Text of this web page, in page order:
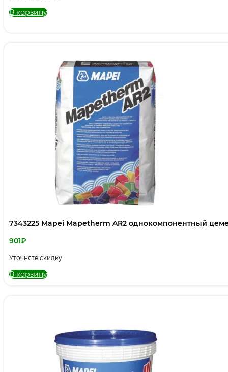
В корзину
7343225 Mapei Mapetherm AR2 однокомпонентный
901₽
Уточняте скидку
В корзину